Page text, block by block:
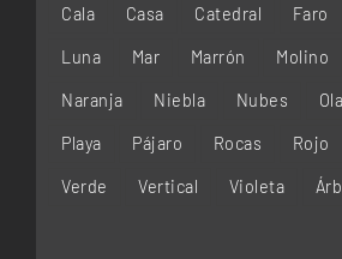
Cala Casa Catedral Faro
Luna Mar Marrón Molino
Naranja Niebla Nubes
Playa Pájaro Rocas Rojo
Verde Vertical Violeta